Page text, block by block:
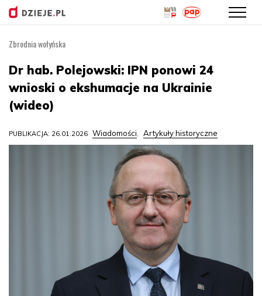
treści
Zbrodnia wołyńska
Dr hab. Polejowski: IPN ponowi 24
wnioski o ekshumacje na Ukrainie
(wideo)
PUBLIKACJA: 26.01.2026 Wiadomości, Artykuły historyczne